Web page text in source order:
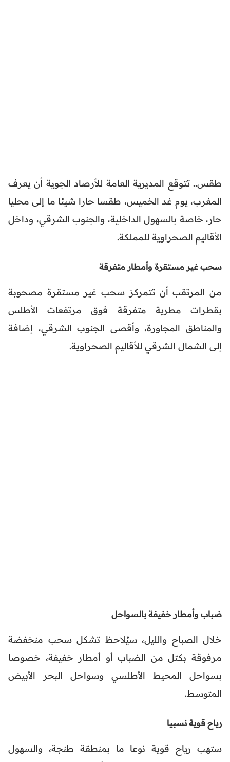
طقس.. تتوقع المديرية العامة للأرصاد الجوية أن يعرف
المغرب، يوم غد الخميس، طقسا حارا شيئا ما إلى محليا
حار، خاصة بالسهول الداخلية، والجنوب الشرقي، وداخل
الأقاليم الصحراوية للمملكة.
سحب غير مستقرة وأمطار متفرقة
من المرتقب أن تتمركز سحب غير مستقرة مصحوبة
بقطرات مطرية متفرقة فوق مرتفعات الأطلس
والمناطق المجاورة، وأقصى الجنوب الشرقي، إضافة
إلى الشمال الشرقي للأقاليم الصحراوية.
ضباب وأمطار خفيفة بالسواحل
خلال الصباح والليل، سيُلاحظ تشكل سحب منخفضة
مرفوقة بكتل من الضباب أو أمطار خفيفة، خصوصا
بسواحل المحيط الأطلسي وسواحل البحر الأبيض
المتوسط.
رياح قوية نسبيا
ستهب رياح قوية نوعا ما بمنطقة طنجة، والسهول